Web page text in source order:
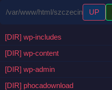
/var/www/html/szczecin UP
[DIR] wp-includes
[DIR] wp-content
[DIR] wp-admin
[DIR] phocadownload